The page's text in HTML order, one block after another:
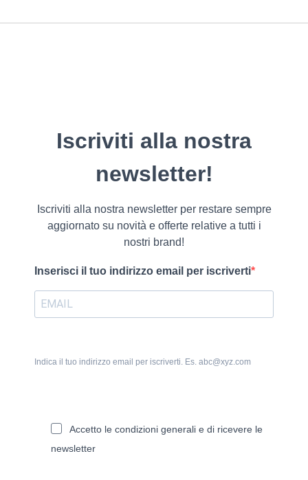
Iscriviti alla nostra
newsletter!
Iscriviti alla nostra newsletter per restare sempre
aggiornato su novità e offerte relative a tutti i
nostri brand!
Inserisci il tuo indirizzo email per iscriverti
Indica il tuo indirizzo email per iscriverti. Es. abc@xyz.com
Accetto le condizioni generali e di ricevere le
newsletter